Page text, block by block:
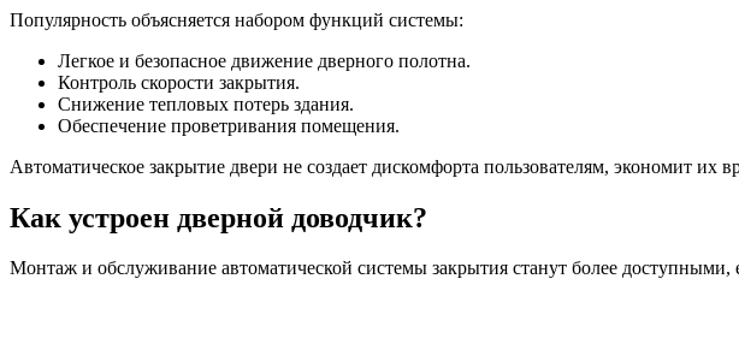
Популярность объясняется набором функций системы:
Легкое и безопасное движение дверного полотна.
Контроль скорости закрытия.
Снижение тепловых потерь здания.
Обеспечение проветривания помещения.
Автоматическое закрытие двери не создает дискомфорта пользователям, экономит их
Как устроен дверной доводчик?
Монтаж и обслуживание автоматической системы закрытия станут более